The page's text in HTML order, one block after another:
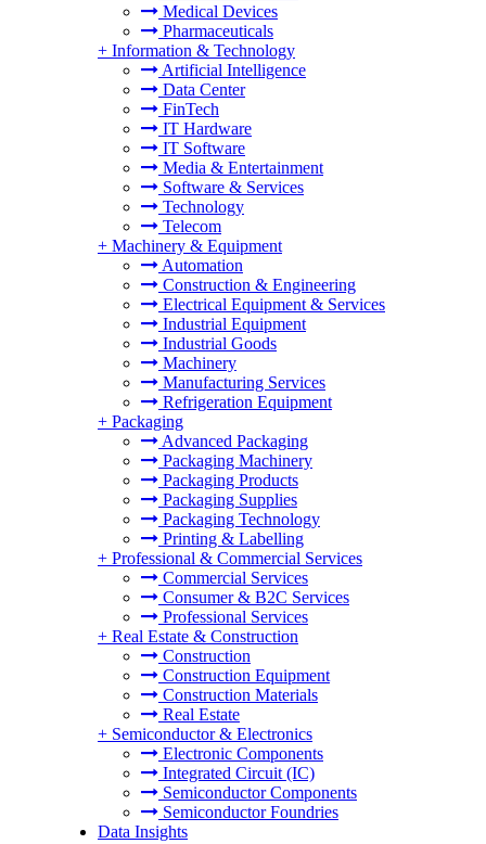
Medical Devices
Pharmaceuticals
+ Information & Technology
Artificial Intelligence
Data Center
FinTech
IT Hardware
IT Software
Media & Entertainment
Software & Services
Technology
Telecom
+ Machinery & Equipment
Automation
Construction & Engineering
Electrical Equipment & Services
Industrial Equipment
Industrial Goods
Machinery
Manufacturing Services
Refrigeration Equipment
+ Packaging
Advanced Packaging
Packaging Machinery
Packaging Products
Packaging Supplies
Packaging Technology
Printing & Labelling
+ Professional & Commercial Services
Commercial Services
Consumer & B2C Services
Professional Services
+ Real Estate & Construction
Construction
Construction Equipment
Construction Materials
Real Estate
+ Semiconductor & Electronics
Electronic Components
Integrated Circuit (IC)
Semiconductor Components
Semiconductor Foundries
Data Insights